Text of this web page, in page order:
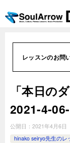
レッスンのお問
「本日の
2021-4-
公開日： 2021年4月6日
hinako seiryo先生のレ